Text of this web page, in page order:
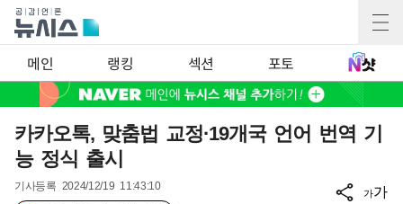
메인 랭킹 섹션 포토
카카오톡, 맞춤법 교정·19개국 언어 번역 기
능 정식 출시
기사등록 2024/12/19 11:43:10
가가